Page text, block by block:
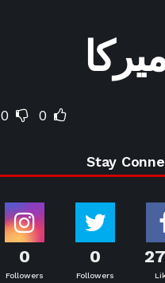
0
0
Stay
0
Followers
0
Followers